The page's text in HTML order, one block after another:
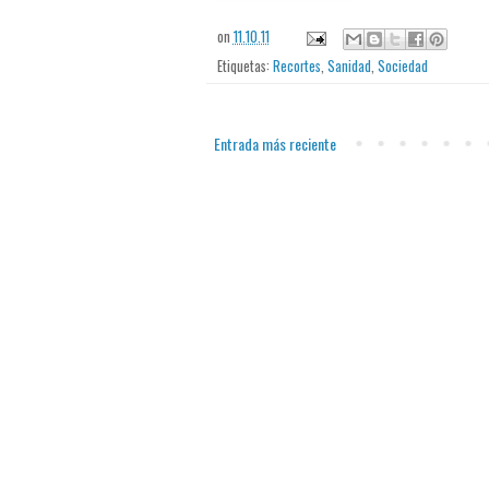
on 11.10.11
Etiquetas: Recortes, Sanidad, Sociedad
Entrada más reciente